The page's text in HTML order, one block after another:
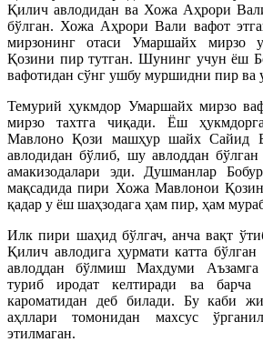
Қилич авлодидан ва Хожа Аҳрори
бўлган. Хожа Аҳрори Вали вафот
мирзонинг отаси Умаршайх мирзо
Қозини пир тутган. Шунинг учун ёш
вафотидан сўнг ушбу муршидни пир ва
Темурий ҳукмдор Умаршайх мирзо
мирзо тахтга чиқади. Ёш
Мавлоно Қози машҳур шайх Сайид
авлодидан бўлиб, шу авлоддан
амакизодалари эди. Душманлар
мақсадида пири Хожа Мавлонои
қадар у ёш шаҳзодага ҳам пир, ҳам
Илк пири шаҳид бўлгач, анча вақт
Қилич авлодига ҳурмати катта
авлоддан бўлмиш Махдуми Аъзамга
туриб иродат келтиради ва барча
кароматидан деб билади. Бу каби
аҳллари томонидан махсус
этилмаган.